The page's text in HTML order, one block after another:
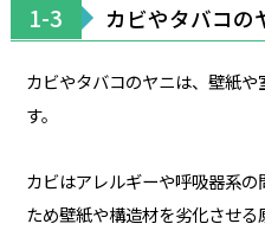
1-3 カビやタバコの
カビやタバコのヤニは、壁紙
す。
カビはアレルギーや呼吸器系
ため壁紙や構造材を劣化させる